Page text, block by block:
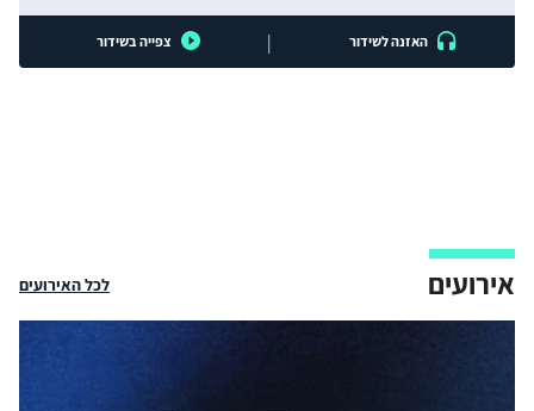
האזנה לשידור | צפייה בשידור
אירועים לכל האירועים